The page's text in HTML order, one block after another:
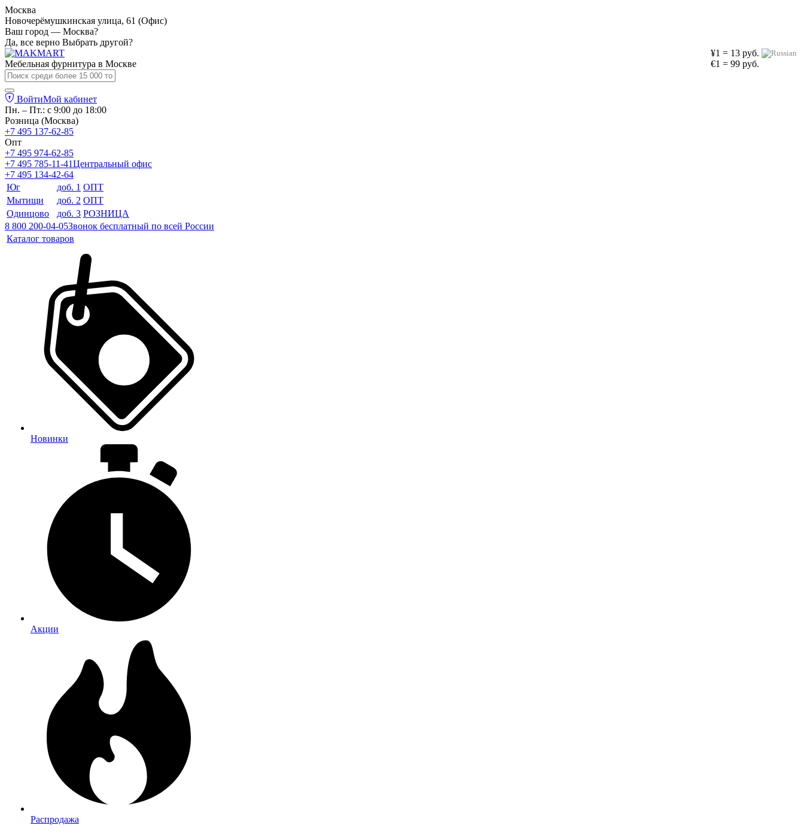
Москва
Новочерёмушкинская улица, 61 (Офис)
Ваш город — Москва?
Да, все верно Выбрать другой?
¥1 = 13 руб.
€1 = 99 руб.
Мебельная фурнитура в Москве
ВойтиМой кабинет
Пн. – Пт.: с 9:00 до 18:00
Розница (Москва)
+7 495 137-62-85
Опт
+7 495 974-62-85
+7 495 785-11-41Центральный офис
+7 495 134-42-64
Юг
доб. 1 ОПТ
Мытищи
доб. 2 ОПТ
Одинцово
доб. 3 РОЗНИЦА
8 800 200-04-05Звонок бесплатный по всей России
Каталог товаров
Новинки
Акции
Распродажа